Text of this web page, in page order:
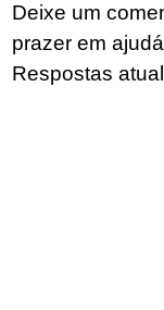
Deixe um
prazer em
Respostas